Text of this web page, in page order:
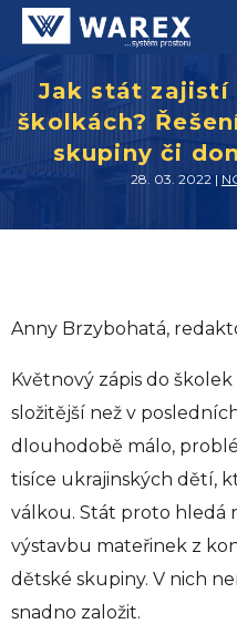
Jak stát zajistí
školkách?
skupiny či
28. 03. 2022 |
Anny Brzybohatá,
Květnový zápis do
složitější než v
dlouhodobě málo,
tisíce ukrajinských dětí,
válkou. Stát proto hledá
výstavbu mateřinek z
dětské skupiny. V nich
snadno založit.